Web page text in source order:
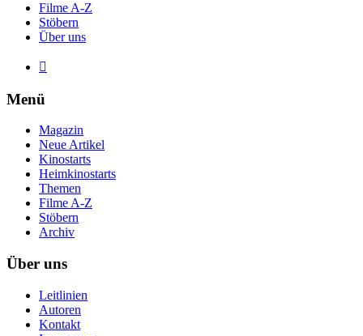
Filme A-Z
Stöbern
Über uns

Menü
Magazin
Neue Artikel
Kinostarts
Heimkinostarts
Themen
Filme A-Z
Stöbern
Archiv
Über uns
Leitlinien
Autoren
Kontakt